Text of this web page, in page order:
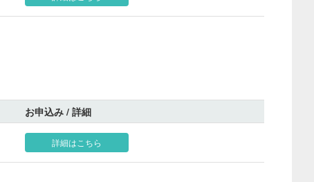
お申込み / 詳細
詳細はこちら